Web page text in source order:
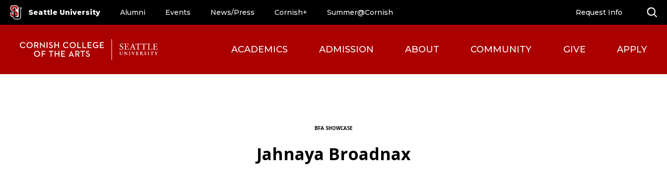
Seattle University Alumni Events News/Press Cornish+ Summer@Cornish Request Info
ACADEMICS ADMISSION ABOUT COMMUNITY GIVE APPLY
BFA SHOWCASE
Jahnaya Broadnax